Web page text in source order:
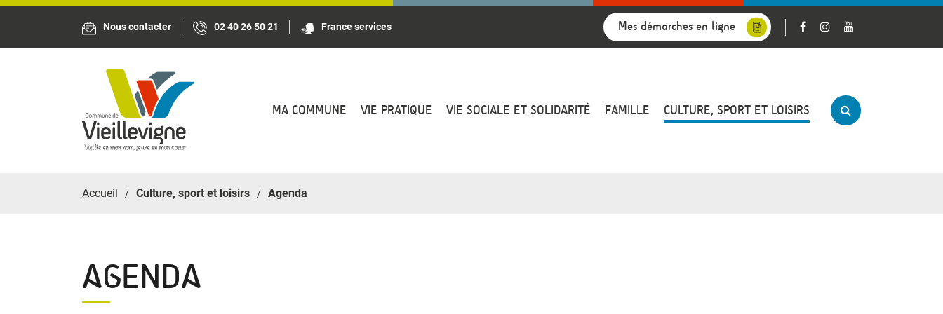
Nous contacter 02 40 26 50 21 France services Mes démarches en ligne
MA COMMUNE VIE PRATIQUE VIE SOCIALE ET SOLIDARITÉ FAMILLE CULTURE, SPORT ET LOISIRS
Accueil Culture, sport et loisirs Agenda
AGENDA
Panneau de gestion des cookies